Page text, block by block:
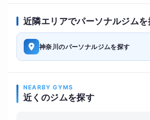
近隣エリアでパーソナルジムを
神奈川のパーソナルジムを探す
NEARBY GYMS
近くのジムを探す